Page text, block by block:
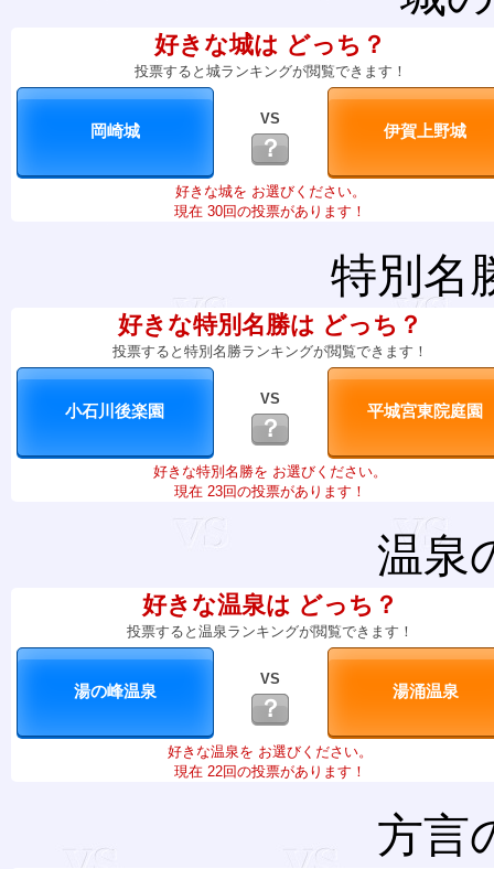
好きな城は どっち？
投票すると城ランキングが閲覧できます！
VS
？
好きな城を お選びください。
現在 30回の投票があります！
特別名
好きな特別名勝は どっち？
投票すると特別名勝ランキングが閲覧できます！
VS
？
好きな特別名勝を お選びください。
現在 23回の投票があります！
温泉
好きな温泉は どっち？
投票すると温泉ランキングが閲覧できます！
VS
？
好きな温泉を お選びください。
現在 22回の投票があります！
方言